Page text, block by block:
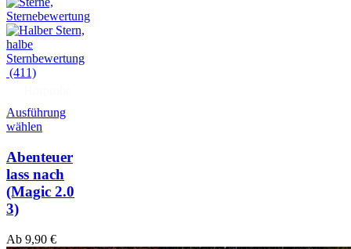
(411)
Ausführung
wählen
Abenteuer
lass nach
(Magic 2.0
3)
Ab 9,90 €